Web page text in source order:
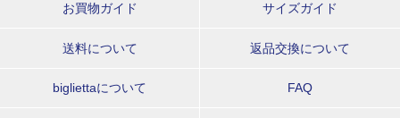
お買物ガイド サイズガイド
送料について 返品交換について
bigliettaについて FAQ